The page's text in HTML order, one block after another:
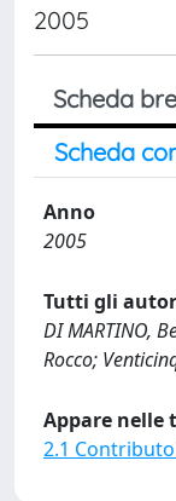
2005
Scheda
Scheda
Anno
2005
Tutti gli
DI MARTINO,
Rocco;
Appare nelle
2.1